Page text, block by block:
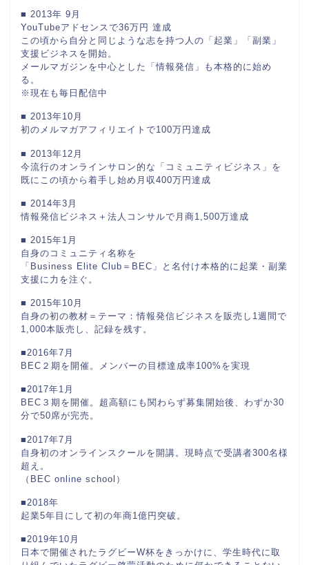
■ 2013年 9月
YouTubeアドセンスで36万円 達成
この頃から自分と同じような志を持つ人の「起業」「副業」
支援ビジネスを開始。
メールマガジンを中心とした「情報発信」も本格的に始め
る。
※現在も毎日配信中
■ 2013年10月
初のメルマガアフィリエイトで100万円達成
■ 2013年12月
今流行のオンラインサロン的な「コミュニティビジネス」を
既にこの頃から着手し始め月収400万円達成
■ 2014年3月
情報発信ビジネス＋法人コンサルで月商1,500万達成
■ 2015年1月
自身のコミュニティ名称を
「Business Elite Club＝BEC」と名付け本格的に起業・副業
支援に力を注ぐ。
■ 2015年10月
自身の初の教材＝テーマ：情報発信ビジネスを販売し1週間で
1,000本販売し、記録を残す。
■2016年7月
BEC２期を開催。メンバーの目標達成率100%を実現
■2017年1月
BEC３期を開催。超高額にも関わらず募集開始後、わずか30
分で50席が完売。
■2017年7月
自身初のオンラインスクールを開講。現時点で受講者300名様
超え。
（BEC online school）
■2018年
起業5年目にして初の年商1億円突破。
■2019年10月
日本で開催されたラグビーW杯をきっかけに、学生時代に取